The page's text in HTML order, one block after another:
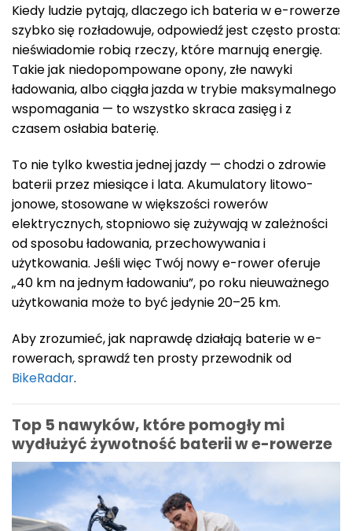
Kiedy ludzie pytają, dlaczego ich bateria w e-rowerze
szybko się rozładowuje, odpowiedź jest często prosta:
nieświadomie robią rzeczy, które marnują energię.
Takie jak niedopompowane opony, złe nawyki
ładowania, albo ciągła jazda w trybie maksymalnego
wspomagania — to wszystko skraca zasięg i z
czasem osłabia baterię.
To nie tylko kwestia jednej jazdy — chodzi o zdrowie
baterii przez miesiące i lata. Akumulatory litowo-
jonowe, stosowane w większości rowerów
elektrycznych, stopniowo się zużywają w zależności
od sposobu ładowania, przechowywania i
użytkowania. Jeśli więc Twój nowy e-rower oferuje
„40 km na jednym ładowaniu”, po roku nieuważnego
użytkowania może to być jedynie 20–25 km.
Aby zrozumieć, jak naprawdę działają baterie w e-
rowerach, sprawdź ten prosty przewodnik od
BikeRadar.
Top 5 nawyków, które pomogły mi
wydłużyć żywotność baterii w e-rowerze